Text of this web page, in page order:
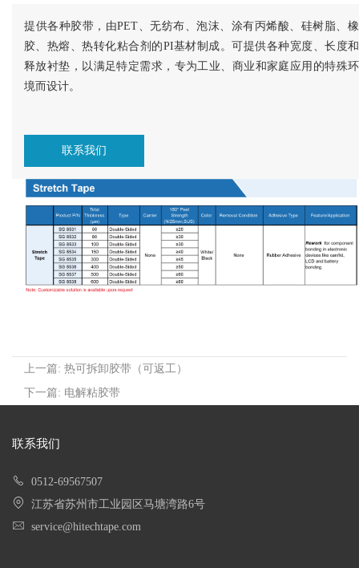
提供各种胶带，由PET、无纺布、泡沫、涂有丙烯酸、硅树脂、橡
胶、热熔、热转化粘合剂的PI基材制成。可提供各种宽度、长度和
释放衬垫，以满足特定需求，专为工业、商业和家庭应用的特殊环
境而设计。
联系我们
上一篇: 热可拆卸胶带（可返工）
下一篇: 电解粘胶带
联系我们
0512-69567507
江苏省苏州市工业园区马塘湾路6号
service@hitechtape.com